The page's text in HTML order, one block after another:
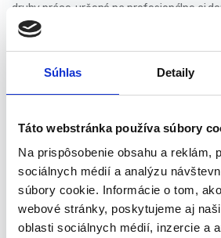
Súhlas Detaily
Táto webstránka používa súbory
Na prispôsobenie obsahu a reklám,
sociálnych médií a analýzu
súbory cookie. Informácie o tom,
webové stránky, poskytujeme aj
oblasti sociálnych médií, inzercie a
druhy práce, určené na profesionálne aj
vyrobené z materiálu s prídavkom
vysoké teploty.
Pre pohodlné umiestnenie rôznych
vybavené niekoľkými multifunkčnými,
vreckami. Okrem toho sú na oblečení
priestranné vrecká. Miesta najviac
tkaninou Oxford. Nohavice majú bavlnený
prackou, na ktorej je vyrazené logo NEO